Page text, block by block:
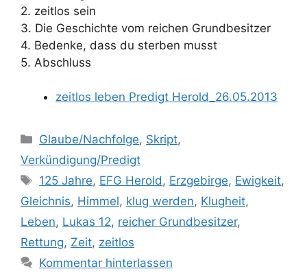
2. zeitlos sein
3. Die Geschichte vom reichen Grundbesitzer
4. Bedenke, dass du sterben musst
5. Abschluss
zeitlos leben Predigt Herold_26.05.2013
Kategorien
Glaube/Nachfolge, Skript,
Verkündigung/Predigt
Schlagwörter
125 Jahre, EFG Herold, Erzgebirge, Ewigkeit,
Gleichnis, Himmel, klug werden, Klugheit,
Leben, Lukas 12, reicher Grundbesitzer,
Rettung, Zeit, zeitlos
Kommentar hinterlassen